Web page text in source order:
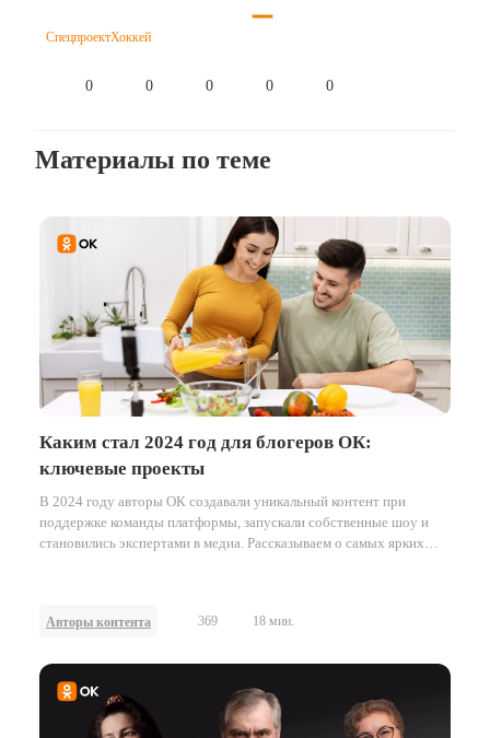
СпецпроектХоккей
0 0 0 0 0
Материалы по теме
Каким стал 2024 год для блогеров ОК:
ключевые проекты
В 2024 году авторы ОК создавали уникальный контент при
поддержке команды платформы, запускали собственные шоу и
становились экспертами в медиа. Рассказываем о самых ярких
Авторы контента 369 18 мин.